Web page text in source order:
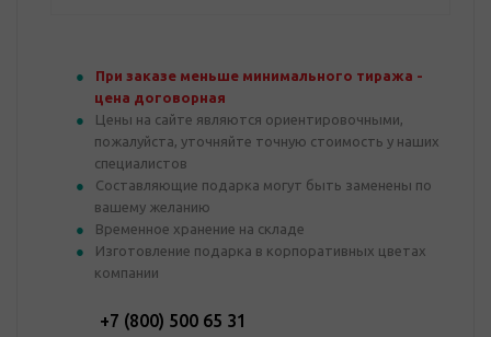
При заказе меньше минимального тиража -
цена договорная
Цены на сайте являются ориентировочными,
пожалуйста, уточняйте точную стоимость у наших
специалистов
Составляющие подарка могут быть заменены по
вашему желанию
Временное хранение на складе
Изготовление подарка в корпоративных цветах
компании
+7 (800) 500 65 31